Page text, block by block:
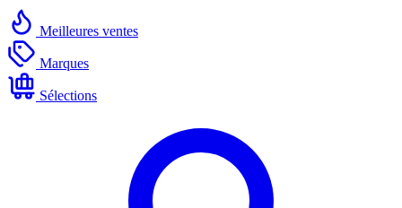
Meilleures ventes
Marques
Sélections